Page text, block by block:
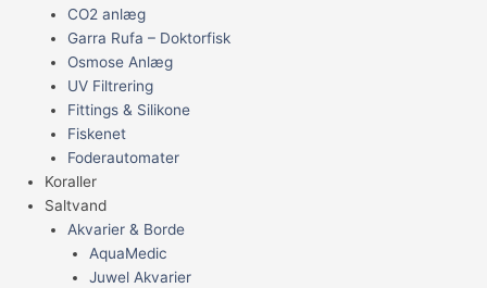
CO2 anlæg
Garra Rufa – Doktorfisk
Osmose Anlæg
UV Filtrering
Fittings & Silikone
Fiskenet
Foderautomater
Koraller
Saltvand
Akvarier & Borde
AquaMedic
Juwel Akvarier